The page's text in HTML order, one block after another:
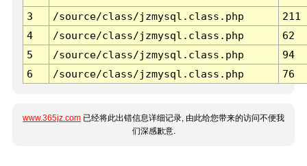
3 /source/class/jzmysql.class.php
211
4
/source/class/jzmysql.class.php
62
5
/source/class/jzmysql.class.php
94
6
/source/class/jzmysql.class.php 76
www.365jz.com 已经将此出错信息详细记录, 由此给您带来的访问不便我
们深感歉意.